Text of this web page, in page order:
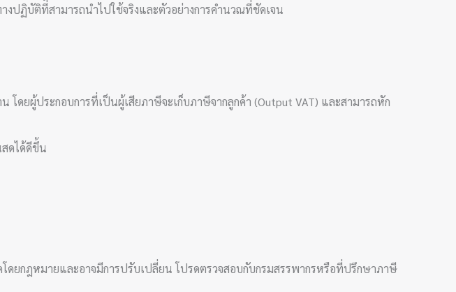
งปฏิบัติที่สามารถนำไปใช้จริงและตัวอย่างการคำนวณที่ชัดเจน
ยผู้ประกอบการที่เป็นผู้เสียภาษีจะเก็บภาษีจากลูกค้า (Output VAT) และสามารถหัก
สดได้ดีขึ้น
ยกฎหมายและอาจมีการปรับเปลี่ยน โปรดตรวจสอบกับกรมสรรพากรหรือที่ปรึกษาภาษี